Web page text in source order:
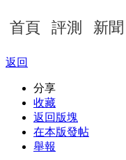
首頁 評測 新聞
返回
分享
收藏
返回版塊
在本版發帖
舉報